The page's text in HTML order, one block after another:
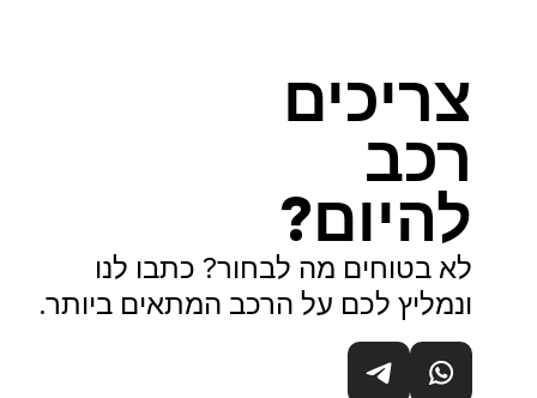
צריכים
רכב
להיום?
לא בטוחים מה לבחור? כתבו לנו
ונמליץ לכם על הרכב המתאים ביותר.